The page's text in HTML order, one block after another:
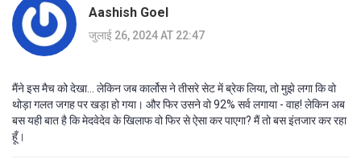
Aashish Goel
जुलाई 26, 2024 AT 22:47
मैंने इस मैच को देखा... लेकिन जब कार्लोस ने तीसरे सेट में ब्रेक लिया, तो मुझे लगा कि वो
थोड़ा गलत जगह पर खड़ा हो गया। और फिर उसने वो 92% सर्व लगाया - वाह! लेकिन अब
बस यही बात है कि मेदवेदेव के खिलाफ वो फिर से ऐसा कर पाएगा? मैं तो बस इंतजार कर रहा
हूँ।